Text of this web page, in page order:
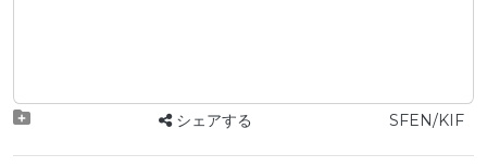
シェアする SFEN/KIF